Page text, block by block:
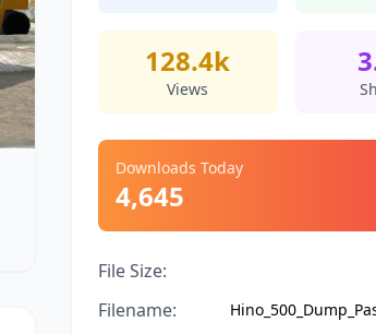
128.4k
Views
Downloads Today
4,645
File Size:
Filename: